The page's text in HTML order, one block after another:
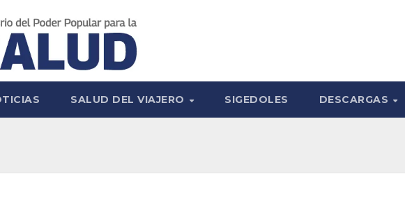
SALUD DEL VIAJERO SIGEDOLES DESCARGAS